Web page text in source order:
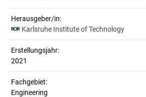
Herausgeber/in:
Karlsruhe Institute of Technology
Erstellungsjahr:
2021
Fachgebiet:
Engineering